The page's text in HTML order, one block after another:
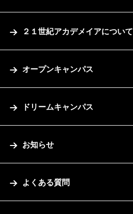
２１世紀アカデメイアについて
オープンキャンパス
ドリームキャンパス
お知らせ
よくある質問